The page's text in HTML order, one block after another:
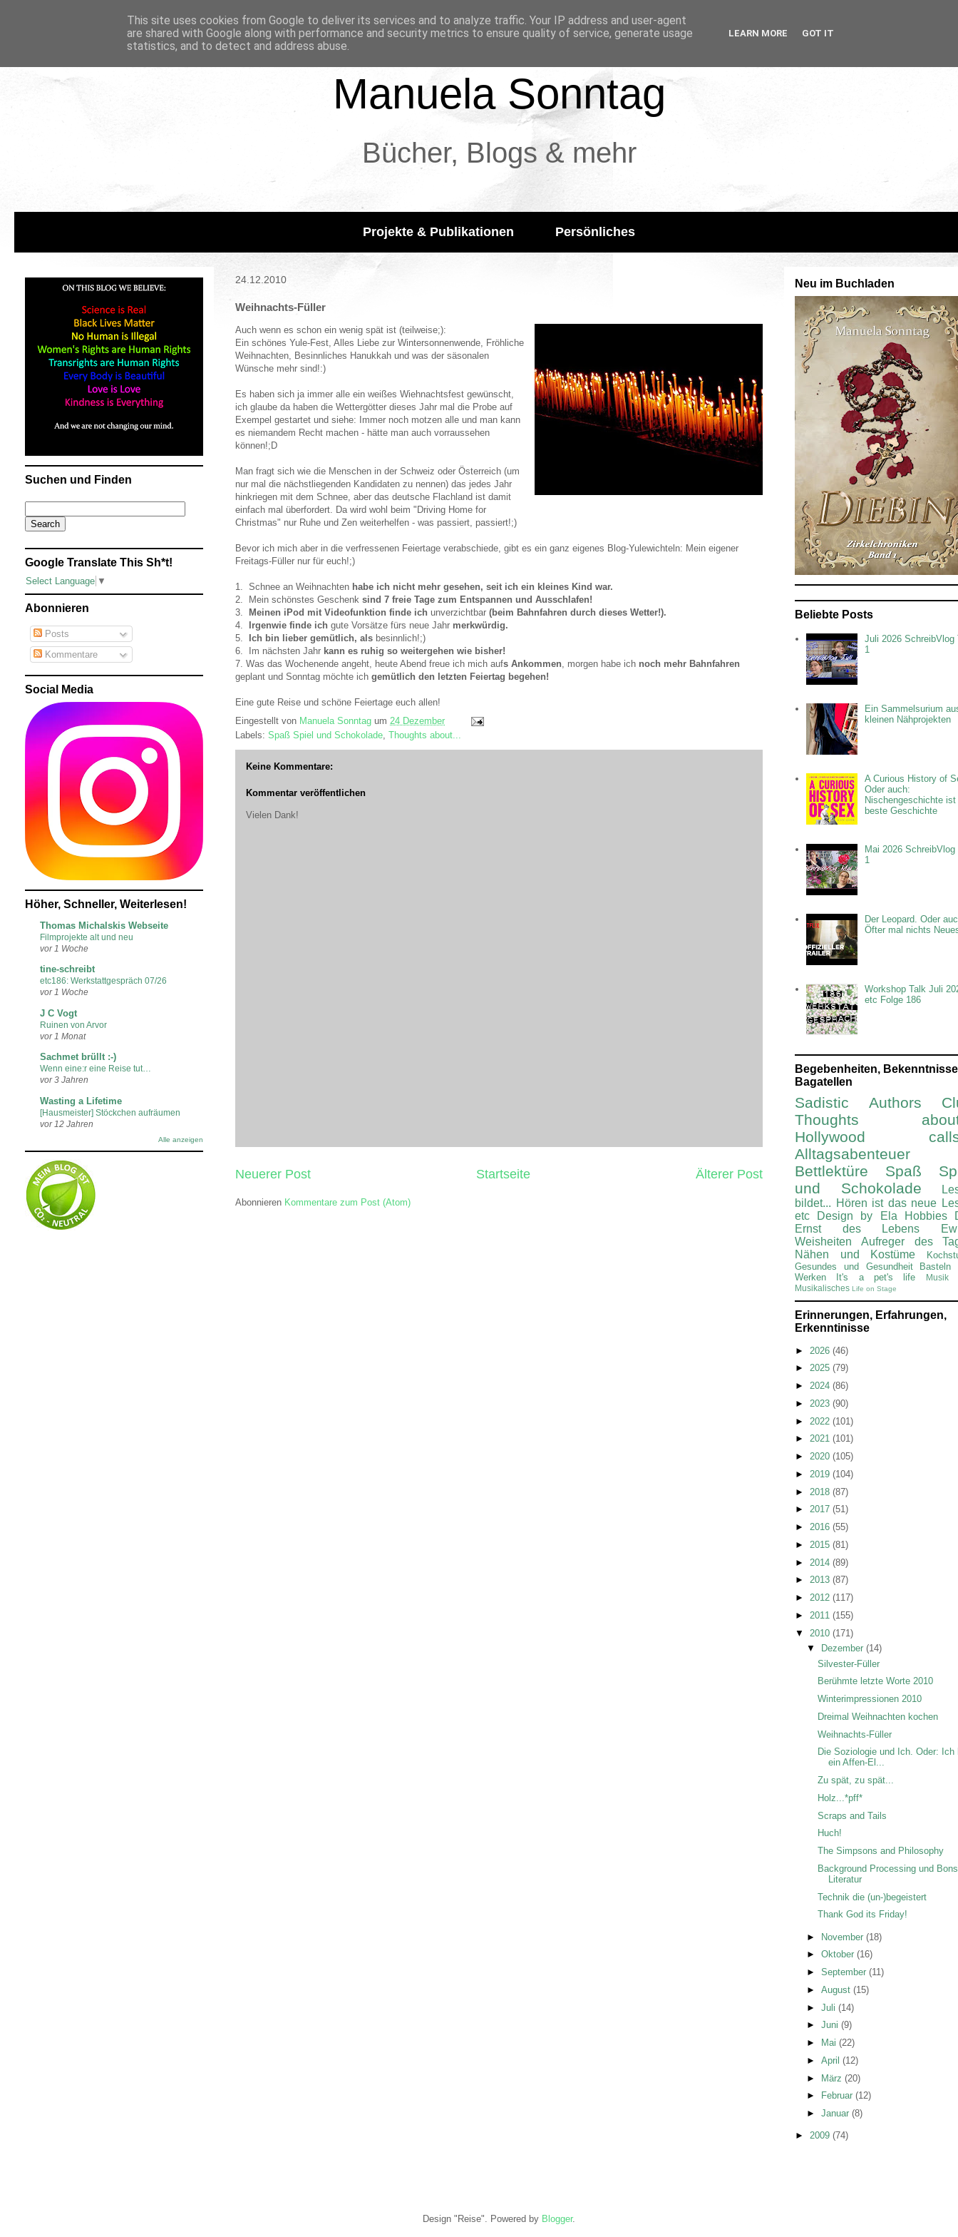
Manuela Sonntag
Bücher, Blogs & mehr
Projekte & Publikationen Persönliches
24.12.2010
Weihnachts-Füller
Auch wenn es schon ein wenig spät ist (teilweise;):
Ein schönes Yule-Fest, Alles Liebe zur Wintersonnenwende, Fröhliche
Weihnachten, Besinnliches Hanukkah und was der säsonalen
Wünsche mehr sind!:)
Es haben sich ja immer alle ein weißes Wiehnachtsfest gewünscht,
ich glaube da haben die Wettergötter dieses Jahr mal die Probe auf
Exempel gestartet und siehe: Immer noch motzen alle und man kann
es niemandem Recht machen - hätte man auch vorraussehen
können!;D
Man fragt sich wie die Menschen in der Schweiz oder Österreich (um
nur mal die nächstliegenden Kandidaten zu nennen) das jedes Jahr
hinkriegen mit dem Schnee, aber das deutsche Flachland ist damit
einfach mal überfordert. Da wird wohl beim "Driving Home for
Christmas" nur Ruhe und Zen weiterhelfen - was passiert, passiert!;)
Bevor ich mich aber in die verfressenen Feiertage verabschiede, gibt es ein ganz eigenes Blog-Yulewichteln: Mein eigener
Freitags-Füller nur für euch!;)
1. Schnee an Weihnachten habe ich nicht mehr gesehen, seit ich ein kleines Kind war.
2. Mein schönstes Geschenk sind 7 freie Tage zum Entspannen und Ausschlafen!
3.
Meinen iPod mit Videofunktion finde ich unverzichtbar (beim Bahnfahren durch dieses Wetter!).
4.
Irgenwie finde ich gute Vorsätze fürs neue Jahr merkwürdig.
5.
Ich bin lieber gemütlich, als besinnlich!;)
6. Im nächsten Jahr kann es ruhig so weitergehen wie bisher!
7. Was das Wochenende angeht, heute Abend freue ich mich aufs Ankommen, morgen habe ich noch mehr Bahnfahren
geplant und Sonntag möchte ich gemütlich den letzten Feiertag begehen!
Eine gute Reise und schöne Feiertage euch allen!
Eingestellt von Manuela Sonntag um 24 Dezember
Labels: Spaß Spiel und Schokolade Thoughts about...
Keine Kommentare:
Kommentar veröffentlichen
Vielen Dank!
Neuerer Post Älterer Post
Startseite
Abonnieren Kommentare zum Post (Atom)
Suchen und Finden
Google Translate This Sh*t!
Select Language ▼
Abonnieren
Posts
Kommentare
Social Media
Höher, Schneller, Weiterlesen!
Thomas Michalskis Webseite
Filmprojekte alt und neu
vor 1 Woche
tine-schreibt
etc186: Werkstattgespräch 07/26
vor 1 Woche
J C Vogt
Ruinen von Arvor
vor 1 Monat
Sachmet brüllt :-)
Wenn eine:r eine Reise tut…
vor 3 Jahren
Wasting a Lifetime
[Hausmeister] Stöckchen aufräumen
vor 12 Jahren
Alle anzeigen
Neu im Buchladen
Beliebte Posts
Juli 2026 SchreibVlog
1
Ein Sammelsurium
kleinen Nähprojekten
A Curious History of
Oder auch:
Nischengeschichte ist
beste Geschichte
Mai 2026 SchreibVlog
1
Der Leopard. Oder
Öfter mal nichts
Workshop Talk Juli
etc Folge 186
Begebenheiten,
Bagatellen
Sadistic Authors
Thoughts
Hollywood
Alltagsabenteuer
Bettlektüre
Spaß
und Schokolade
bildet... Hören ist das neue
etc
Design by Ela Hobbies
Ernst des Lebens
Weisheiten
Aufreger des
Nähen und Kostüme
Gesundes und Gesundheit
Basteln
Werken
It's a pet's life
Musik
Musikalisches Life on Stage
Erinnerungen, Erfahrungen,
Erkenntinisse
► 2026 (46)
► 2025 (79)
► 2024 (86)
► 2023 (90)
► 2022 (101)
► 2021 (101)
► 2020 (105)
► 2019 (104)
► 2018 (87)
► 2017 (51)
► 2016 (55)
► 2015 (81)
► 2014 (89)
► 2013 (87)
► 2012 (117)
► 2011 (155)
▼ 2010 (171)
▼
Dezember (14)
Silvester-Füller
Berühmte letzte Worte 2010
Winterimpressionen 2010
Dreimal Weihnachten kochen
Weihnachts-Füller
Die Soziologie und Ich. Oder: Ich
ein Affen-El...
Zu spät, zu spät...
Holz...*pff*
Scraps and Tails
Huch!
The Simpsons and Philosophy
Background Processing und
Literatur
Technik die (un-)begeistert
Thank God its Friday!
► November (18)
► Oktober (16)
► September (11)
► August (15)
► Juli (14)
► Juni (9)
►
Mai (22)
► April (12)
► März (20)
►
Februar (12)
► Januar (8)
► 2009 (74)
Design "Reise". Powered by Blogger.
This site uses cookies from Google to deliver its services and to analyze traffic. Your IP address and user-agent
are shared with Google along with performance and security metrics to ensure quality of service, generate usage
statistics, and to detect and address abuse.
LEARN MORE GOT IT